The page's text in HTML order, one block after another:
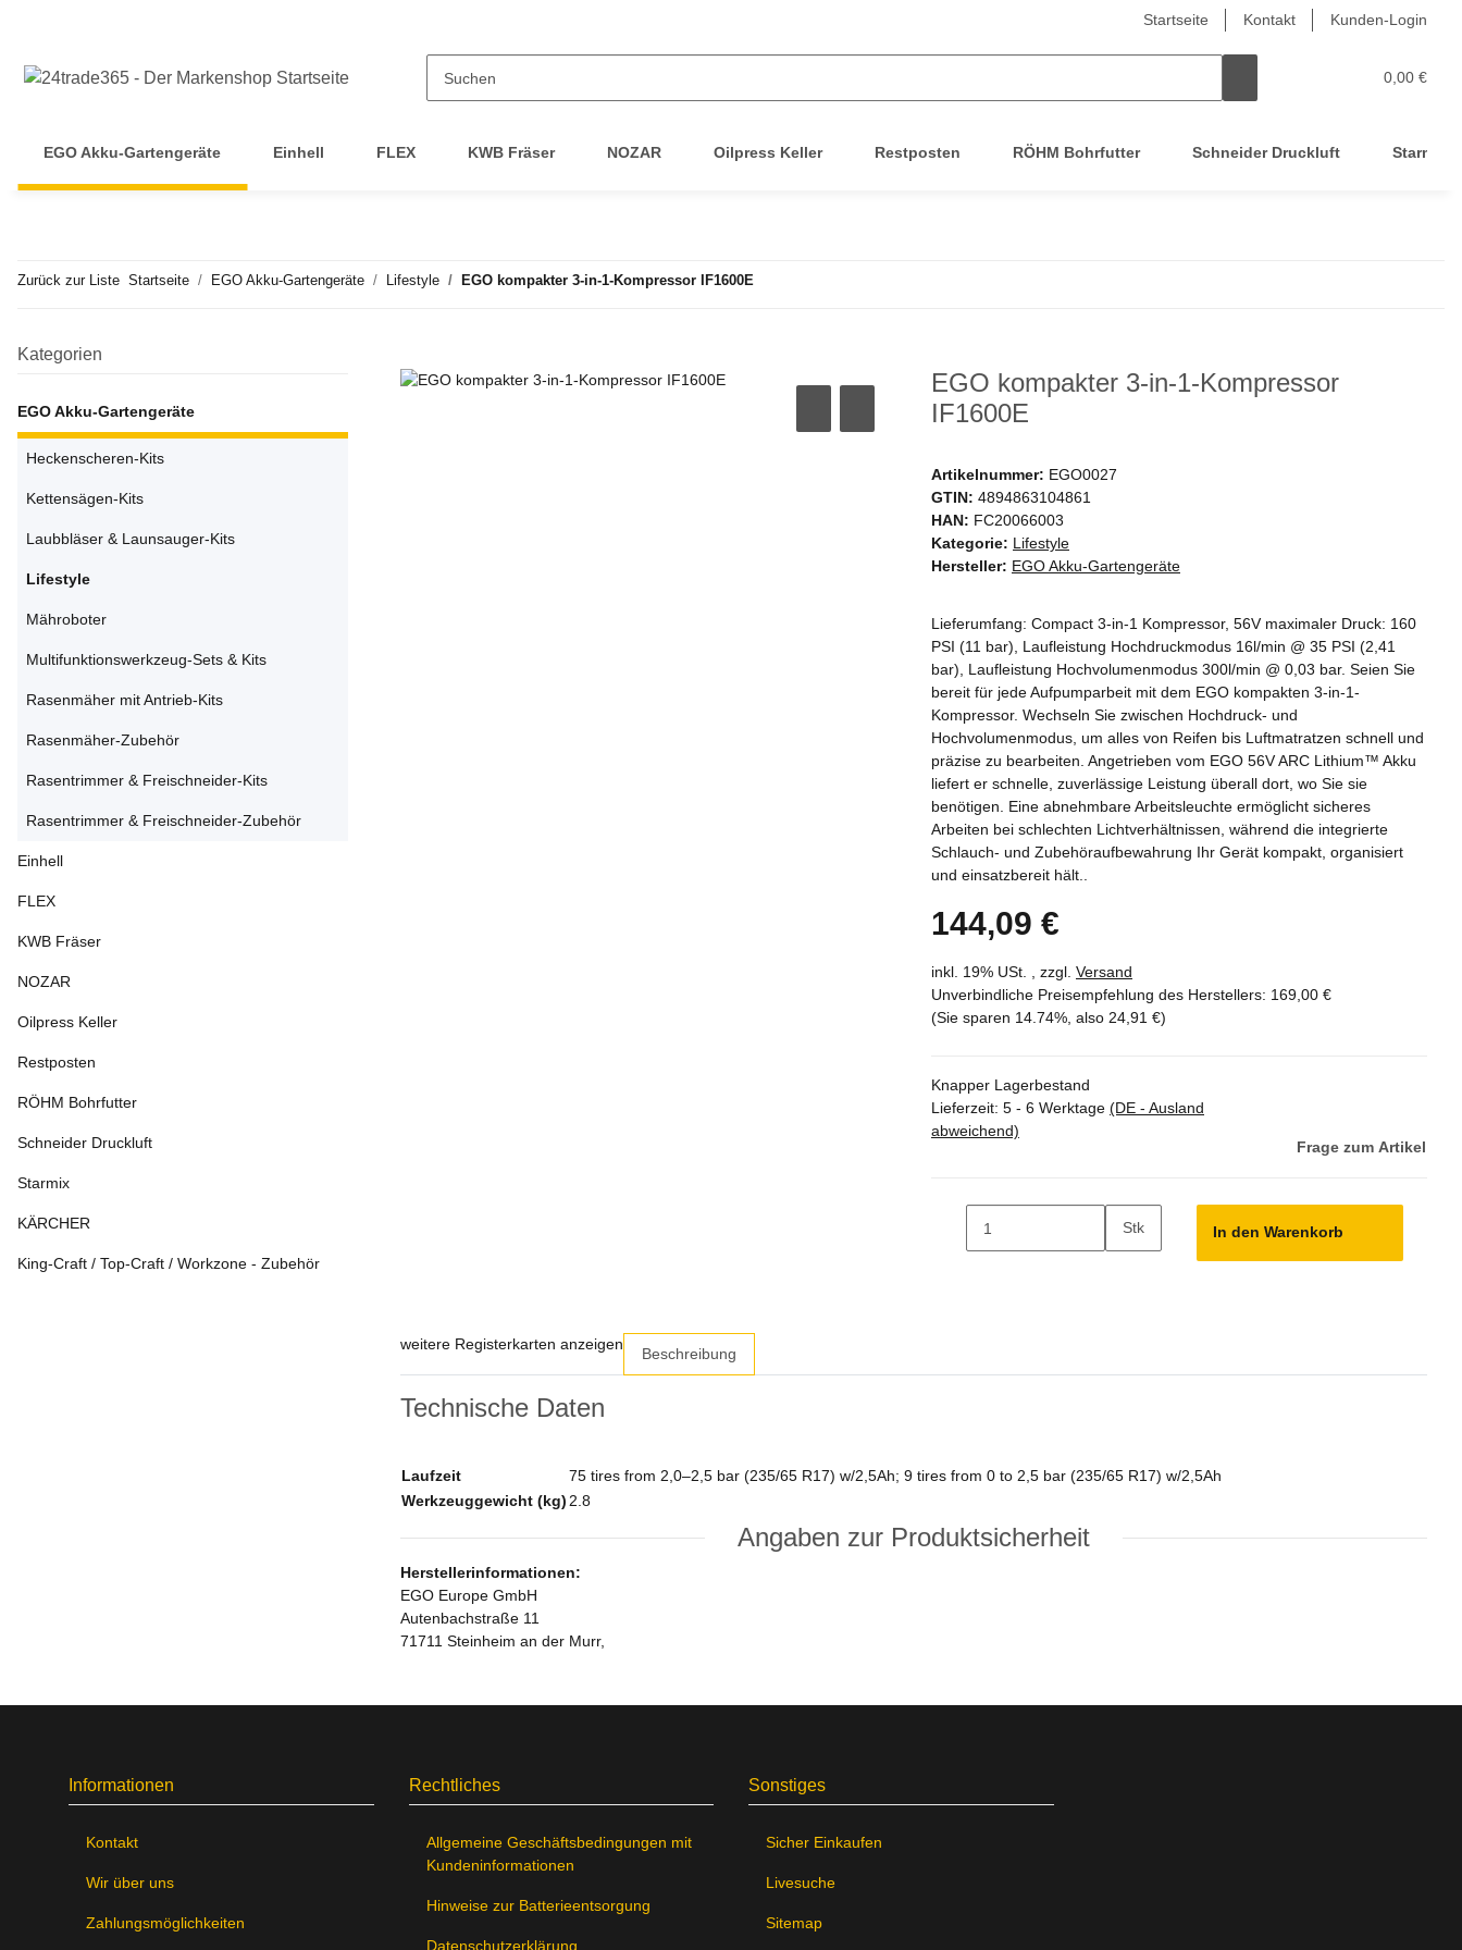
Startseite Kontakt Kunden-Login
0,00 €
EGO Akku-Gartengeräte Einhell FLEX KWB Fräser NOZAR Oilpress Keller Restposten RÖHM Bohrfutter Schneider Druckluft Starmix
Zurück zur Liste Startseite EGO Akku-Gartengeräte Lifestyle EGO kompakter 3-in-1-Kompressor IF1600E
EGO kompakter 3-in-1-Kompressor
IF1600E
Artikelnummer: EGO0027
GTIN: 4894863104861
HAN: FC20066003
Kategorie: Lifestyle
Hersteller: EGO Akku-Gartengeräte
Lieferumfang: Compact 3-in-1 Kompressor, 56V maximaler Druck: 160
PSI (11 bar), Laufleistung Hochdruckmodus 16l/min @ 35 PSI (2,41
bar), Laufleistung Hochvolumenmodus 300l/min @ 0,03 bar. Seien Sie
bereit für jede Aufpumparbeit mit dem EGO kompakten 3-in-1-
Kompressor. Wechseln Sie zwischen Hochdruck- und
Hochvolumenmodus, um alles von Reifen bis Luftmatratzen schnell und
präzise zu bearbeiten. Angetrieben vom EGO 56V ARC Lithium™ Akku
liefert er schnelle, zuverlässige Leistung überall dort, wo Sie sie
benötigen. Eine abnehmbare Arbeitsleuchte ermöglicht sicheres
Arbeiten bei schlechten Lichtverhältnissen, während die integrierte
Schlauch- und Zubehöraufbewahrung Ihr Gerät kompakt, organisiert
und einsatzbereit hält..
144,09 €
inkl. 19% USt. , zzgl. Versand
Unverbindliche Preisempfehlung des Herstellers: 169,00 €
(Sie sparen 14.74%, also 24,91 €)
Knapper Lagerbestand
Lieferzeit: 5 - 6 Werktage (DE - Ausland
abweichend)
Frage zum Artikel
Stk In den Warenkorb
weitere Registerkarten anzeigen
Beschreibung
Technische Daten
Laufzeit
75 tires from 2,0–2,5 bar (235/65 R17) w/2,5Ah; 9 tires from 0 to 2,5 bar (235/65 R17) w/2,5Ah
Werkzeuggewicht (kg)2.8
Angaben zur Produktsicherheit
Herstellerinformationen:
EGO Europe GmbH
Autenbachstraße 11
71711 Steinheim an der Murr,
Kategorien
EGO Akku-Gartengeräte
Heckenscheren-Kits
Kettensägen-Kits
Laubbläser & Launsauger-Kits
Lifestyle
Mähroboter
Multifunktionswerkzeug-Sets & Kits
Rasenmäher mit Antrieb-Kits
Rasenmäher-Zubehör
Rasentrimmer & Freischneider-Kits
Rasentrimmer & Freischneider-Zubehör
Einhell
FLEX
KWB Fräser
NOZAR
Oilpress Keller
Restposten
RÖHM Bohrfutter
Schneider Druckluft
Starmix
KÄRCHER
King-Craft / Top-Craft / Workzone - Zubehör
Informationen
Kontakt
Wir über uns
Zahlungsmöglichkeiten
Rechtliches
Allgemeine Geschäftsbedingungen mit
Kundeninformationen
Hinweise zur Batterieentsorgung
Datenschutzerklärung
Sonstiges
Sicher Einkaufen
Livesuche
Sitemap